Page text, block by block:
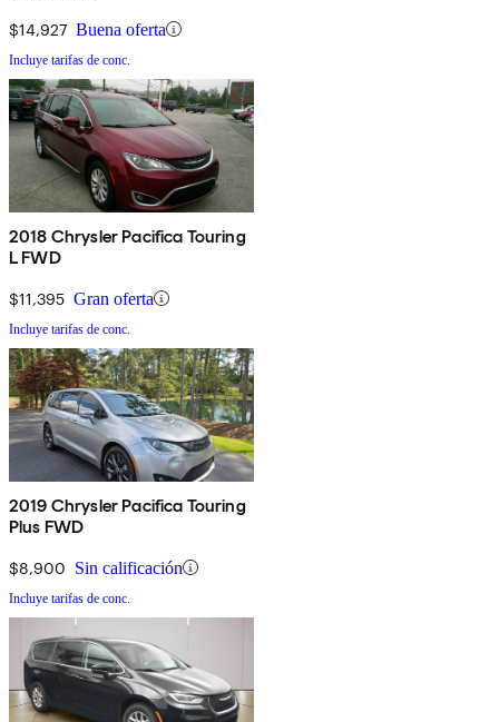
$14,927 Buena oferta
Incluye tarifas de conc.
2018 Chrysler Pacifica Touring
L FWD
$11,395 Gran oferta
Incluye tarifas de conc.
2019 Chrysler Pacifica Touring
Plus FWD
$8,900 Sin calificación
Incluye tarifas de conc.